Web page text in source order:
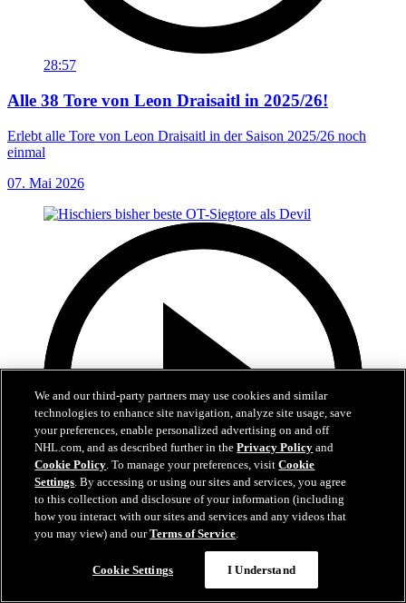
28:57
Alle 38 Tore von Leon Draisaitl in 2025/26!
Erlebt alle Tore von Leon Draisaitl in der Saison 2025/26 noch
einmal
07. Mai 2026
Hischiers bisher beste OT-Siegtore als Devil
We and our third-party partners may use cookies and similar
technologies to enhance site navigation, analyze site usage, save
your preferences, enable personalized advertising on and off
NHL.com, and as described further in thePrivacy Policy and
Cookie Policy. To manage your preferences, visitCookie
Settings. By accessing or using our sites and services, you agree
to this collection and disclosure of your information (including
how you interact with our sites and services and any videos that
you may view) and ourTerms of Service.
Cookie Settings I Understand